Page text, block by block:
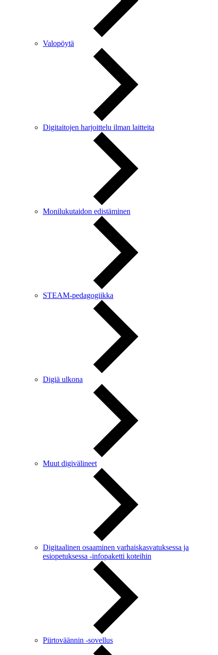
Valopöytä
Digitaitojen harjoittelu ilman laitteita
Monilukutaidon edistäminen
STEAM-pedagogiikka
Digiä ulkona
Muut digivälineet
Digitaalinen osaaminen varhaiskasvatuksessa ja
esiopetuksessa -infopaketti koteihin
Piirtoväännin -sovellus